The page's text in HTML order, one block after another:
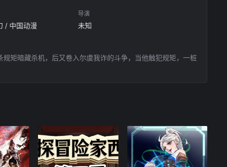
/ 中国动漫
导演
未知
矩暗藏杀机，后又卷入尔虞我诈的斗争，当他触犯规矩，一桩